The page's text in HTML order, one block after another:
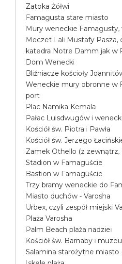
Zatoka Żółwi
Famagusta stare miasto
Mury weneckie Famagusty,
Meczet Lali Mustafy Pasza,
katedra Notre Damm jak w
Dom Wenecki
Bliźniacze kościoły
Weneckie mury obronne w
port
Plac Namika Kemala
Pałac Luisdwugów i
Kościół św. Piotra i Pawła
Kościół św. Jerzego
Zamek Othello (z
Stadion w Famaguście
Bastion w Famaguście
Trzy bramy weneckie do
Miasto duchów - Varosha
Urbex, czyli zespół miejski
Plaża Varosha
Palm Beach plaża nadziei
Kościół św. Barnaby i
Salamina starożytne miasto